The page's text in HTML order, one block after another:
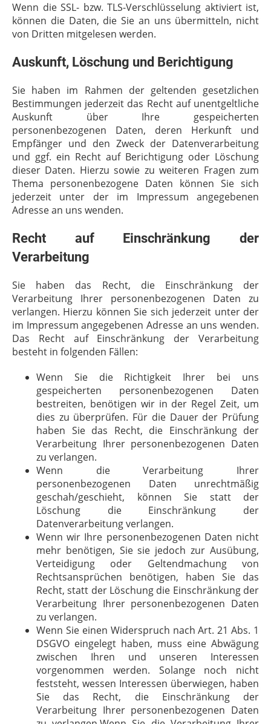
Wenn die SSL- bzw. TLS-Verschlüsselung aktiviert ist,
können die Daten, die Sie an uns übermitteln, nicht
von Dritten mitgelesen werden.
Auskunft, Löschung und Berichtigung
Sie haben im Rahmen der geltenden gesetzlichen
Bestimmungen jederzeit das Recht auf unentgeltliche
Auskunft über Ihre gespeicherten
personenbezogenen Daten, deren Herkunft und
Empfänger und den Zweck der Datenverarbeitung
und ggf. ein Recht auf Berichtigung oder Löschung
dieser Daten. Hierzu sowie zu weiteren Fragen zum
Thema personenbezogene Daten können Sie sich
jederzeit unter der im Impressum angegebenen
Adresse an uns wenden.
Recht auf Einschränkung der
Verarbeitung
Sie haben das Recht, die Einschränkung der
Verarbeitung Ihrer personenbezogenen Daten zu
verlangen. Hierzu können Sie sich jederzeit unter der
im Impressum angegebenen Adresse an uns wenden.
Das Recht auf Einschränkung der Verarbeitung
besteht in folgenden Fällen:
Wenn Sie die Richtigkeit Ihrer bei uns
gespeicherten personenbezogenen Daten
bestreiten, benötigen wir in der Regel Zeit, um
dies zu überprüfen. Für die Dauer der Prüfung
haben Sie das Recht, die Einschränkung der
Verarbeitung Ihrer personenbezogenen Daten
zu verlangen.
Wenn die Verarbeitung Ihrer
personenbezogenen Daten unrechtmäßig
geschah/geschieht, können Sie statt der
Löschung die Einschränkung der
Datenverarbeitung verlangen.
Wenn wir Ihre personenbezogenen Daten nicht
mehr benötigen, Sie sie jedoch zur Ausübung,
Verteidigung oder Geltendmachung von
Rechtsansprüchen benötigen, haben Sie das
Recht, statt der Löschung die Einschränkung der
Verarbeitung Ihrer personenbezogenen Daten
zu verlangen.
Wenn Sie einen Widerspruch nach Art. 21 Abs. 1
DSGVO eingelegt haben, muss eine Abwägung
zwischen Ihren und unseren Interessen
vorgenommen werden. Solange noch nicht
feststeht, wessen Interessen überwiegen, haben
Sie das Recht, die Einschränkung der
Verarbeitung Ihrer personenbezogenen Daten